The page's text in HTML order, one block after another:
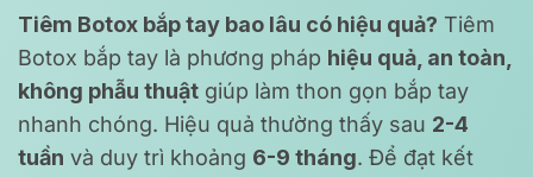
Tiêm Botox bắp tay bao lâu có hiệu quả? Tiêm
Botox bắp tay là phương pháp hiệu quả, an toàn,
không phẫu thuật giúp làm thon gọn bắp tay
nhanh chóng. Hiệu quả thường thấy sau 2-4
tuần và duy trì khoảng 6-9 tháng. Để đạt kết